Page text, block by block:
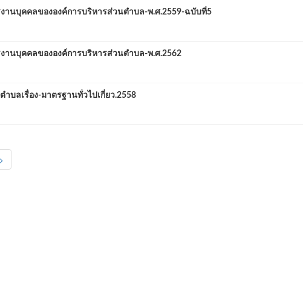
านบุคคลขององค์การบริหารส่วนตำบล-พ.ศ.2559-ฉบับที่5
นบุคคลขององค์การบริหารส่วนตำบล-พ.ศ.2562
ลเรื่อง-มาตรฐานทั่วไปเกี่ยว.2558
>